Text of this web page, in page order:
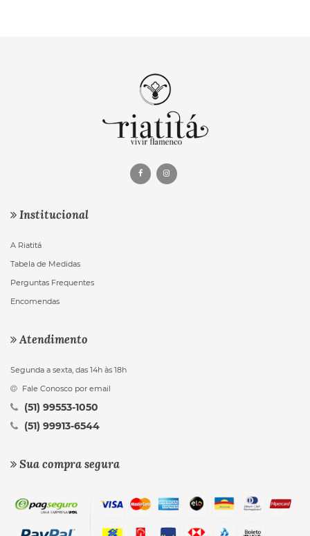
Institucional
A Riatitá
Tabela de Medidas
Perguntas Frequentes
Encomendas
Atendimento
Segunda a sexta, das 14h às 18h
Fale Conosco por email
(51) 99553-1050
(51) 99913-6544
Sua compra segura